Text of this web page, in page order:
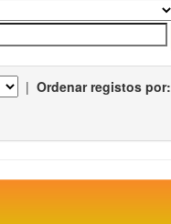
| Ordenar registos por: